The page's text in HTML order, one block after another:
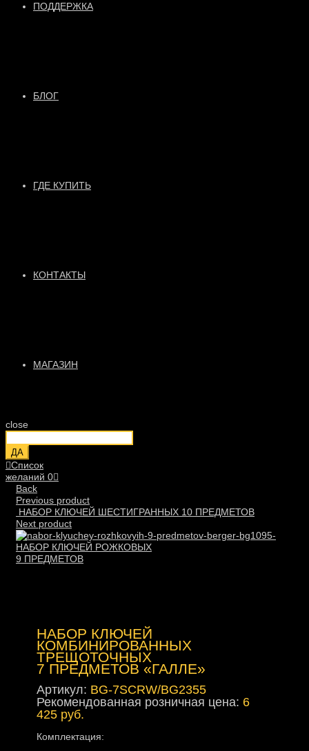
ПОДДЕРЖКА
БЛОГ
ГДЕ КУПИТЬ
КОНТАКТЫ
МАГАЗИН
close
ДА
Список
желаний 0
Back
Previous product
НАБОР КЛЮЧЕЙ ШЕСТИГРАННЫХ 10 ПРЕДМЕТОВ
Next product
НАБОР КЛЮЧЕЙ РОЖКОВЫХ
9 ПРЕДМЕТОВ
НАБОР КЛЮЧЕЙ
КОМБИНИРОВАННЫХ
ТРЕЩОТОЧНЫХ
7 ПРЕДМЕТОВ «ГАЛЛЕ»
Артикул: BG-7SCRW/BG2355
Рекомендованная розничная цена: 6
425 руб.
Комплектация: